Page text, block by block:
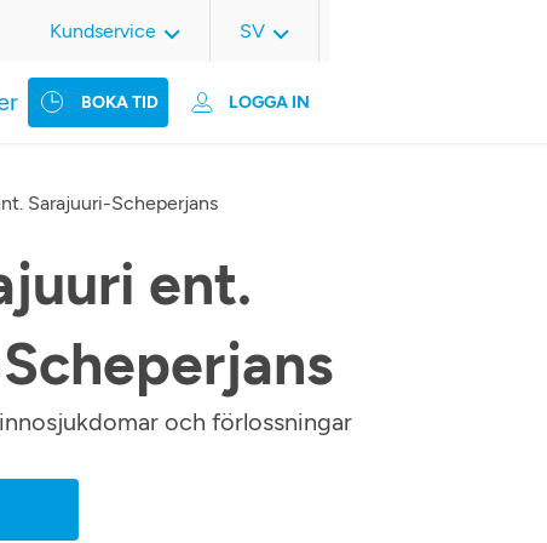
BOKA TID LOGGA IN
Kundservice SV
Sarajuuri-Scheperjans
ent.
och förlossningar